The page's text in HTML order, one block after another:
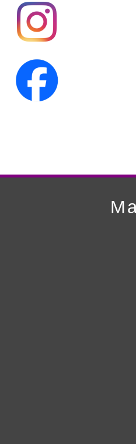
第19回人形供養祭
第18回人形供養祭
第16回人形供養祭
第15回人形供養祭
第12回人形供養祭平成
平成